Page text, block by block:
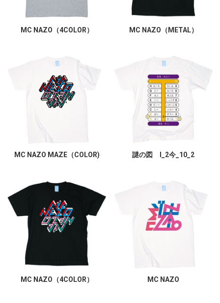
MC NAZO（4COLOR） MC NAZO（METAL）
MC NAZO MAZE（COLOR) 謎の図 I_2今_10_2
MC NAZO（4COLOR） MC NAZO